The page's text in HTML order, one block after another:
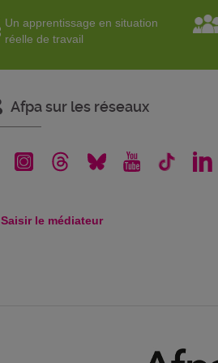
Un apprentissage en situation
réelle de travail
Afpa sur les réseaux
Saisir le médiateur